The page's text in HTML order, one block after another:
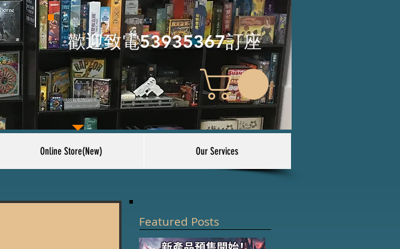
​歡迎致電53935367訂座
Online Store(New) Our Services
Featured Posts